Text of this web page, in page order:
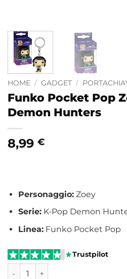
HOME / GADGET /
Funko Pocket Pop
Demon Hunters
8,99 €
Personaggio:Zoey
Serie:K-Pop Demon
Linea:Funko Pocket Pop
Trustpilot
Funko Pocket Pop Zoey K-Pop